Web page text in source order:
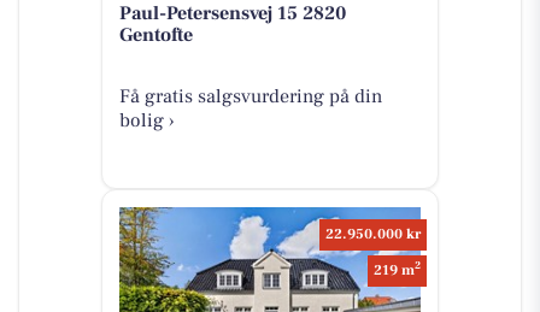
Paul-Petersensvej 15 2820
Gentofte
Få gratis salgsvurdering på din
bolig ›
22.950.000 kr
219 m2